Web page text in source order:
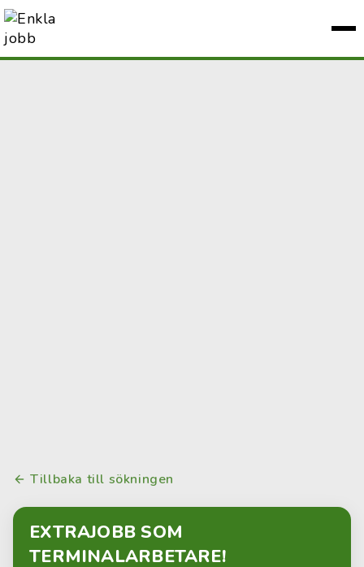
Tillbaka till sökningen
EXTRAJOBB SOM
TERMINALARBETARE!